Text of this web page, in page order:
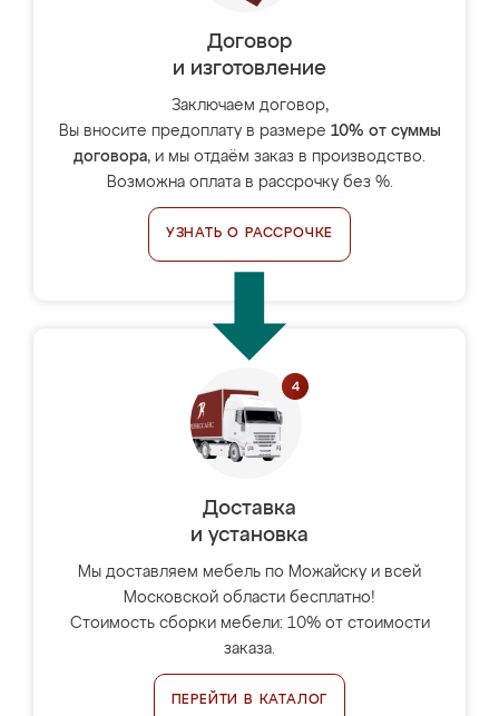
Договор
и изготовление
Заключаем договор,
Вы вносите предоплату в размере 10% от суммы
договора, и мы отдаём заказ в производство.
Возможна оплата в рассрочку без %.
УЗНАТЬ О РАССРОЧКЕ
Доставка
и установка
Мы доставляем мебель по Можайску и всей
Московской области бесплатно!
Стоимость сборки мебели: 10% от стоимости
заказа.
ПЕРЕЙТИ В КАТАЛОГ